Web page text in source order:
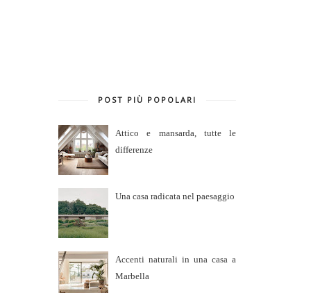
POST PIÙ POPOLARI
Attico e mansarda, tutte le
differenze
Una casa radicata nel paesaggio
Accenti naturali in una casa a
Marbella